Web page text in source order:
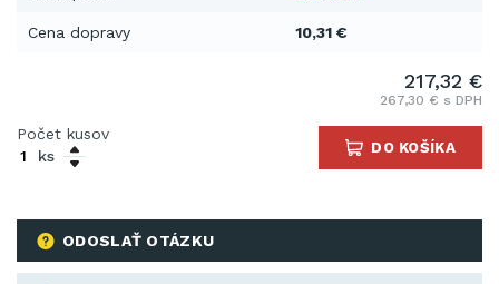
Cena dopravy 10,31 €
ODOSLAŤ OTÁZKU
217,32 €
267,30 € s DPH
Počet kusov
ks
DO KOŠÍKA